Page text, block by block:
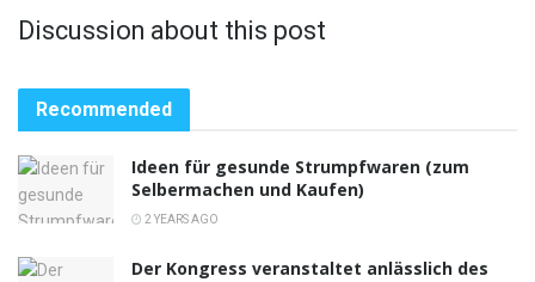
Discussion about this post
Recommended
Ideen für gesunde Strumpfwaren (zum
Selbermachen und Kaufen)
2 YEARS AGO
Der Kongress veranstaltet anlässlich des